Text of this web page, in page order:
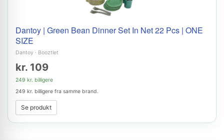
Dantoy | Green Bean Dinner Set In Net 22 Pcs | ONE
SIZE
Dantoy · Booztlet
kr. 109
249 kr. billigere
249 kr. billigere fra samme brand.
Se produkt